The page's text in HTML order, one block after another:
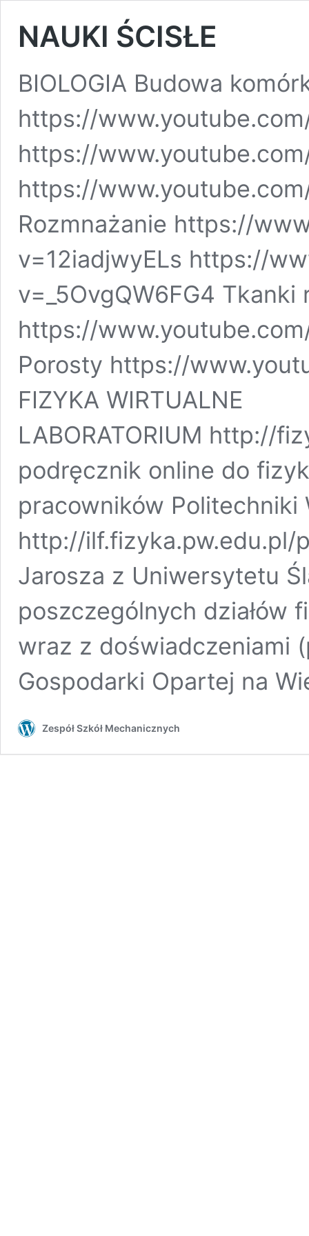
NAUKI ŚCISŁE
BIOLOGIA Budowa
https://
https://
https://
Rozmnażanie https://
v=12iadjwyELs https://
v=_5OvgQW6FG4 Tkanki
https://
Porosty https://
FIZYKA WIRTUALNE
LABORATORIUM http://
podręcznik online do
pracowników
http://ilf.fizyka.pw.edu.pl/
Jarosza z Uniwersytetu
poszczególnych działów
wraz z doświadczeniami
Gospodarki Opartej na
Zespół Szkół Mechanicznych